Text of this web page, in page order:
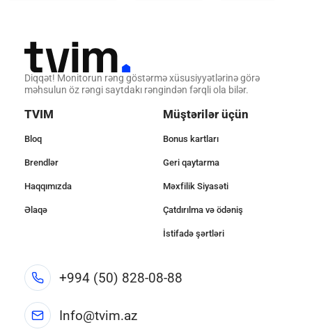
Diqqət! Monitorun rəng göstərmə xüsusiyyətlərinə görə
məhsulun öz rəngi saytdakı rəngindən fərqli ola bilər.
TVIM
Bloq
Brendlər
Haqqımızda
Əlaqə
Müştərilər üçün
Bonus kartları
Geri qaytarma
Məxfilik Siyasəti
Çatdırılma və ödəniş
İstifadə şərtləri
+994 (50) 828-08-88
Info@tvim.az